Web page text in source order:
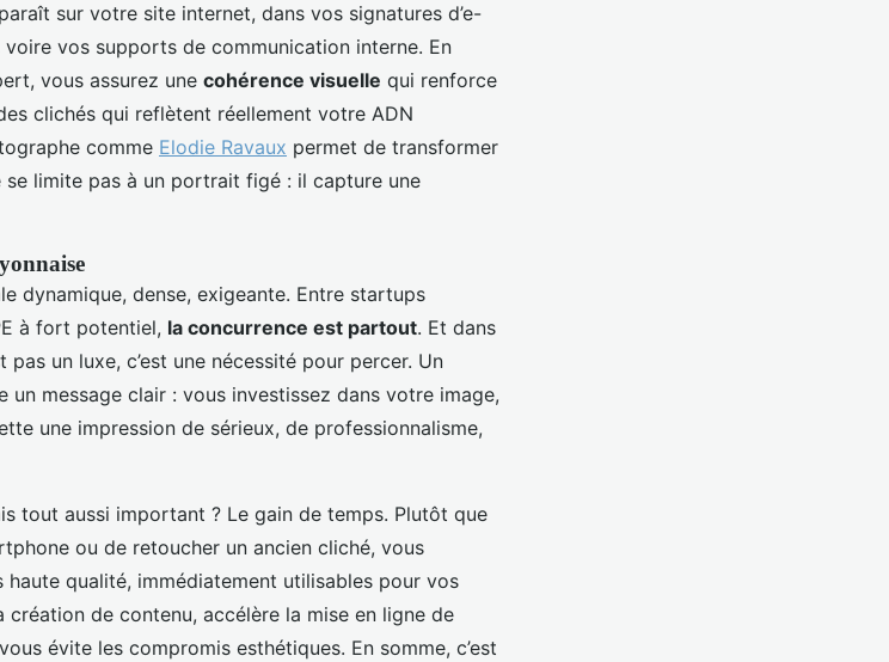
sur votre site internet, dans vos signatures d’e-
vos supports de communication interne. En
vous assurez une cohérence visuelle qui renforce
clichés qui reflètent réellement votre ADN
comme Elodie Ravaux permet de transformer
limite pas à un portrait figé : il capture une
dynamique, dense, exigeante. Entre startups
à fort potentiel, la concurrence est partout. Et dans
pas un luxe, c’est une nécessité pour percer. Un
message clair : vous investissez dans votre image,
une impression de sérieux, de professionnalisme,
tout aussi important ? Le gain de temps. Plutôt que
ou de retoucher un ancien cliché, vous
haute qualité, immédiatement utilisables pour vos
de contenu, accélère la mise en ligne de
évite les compromis esthétiques. En somme, c’est